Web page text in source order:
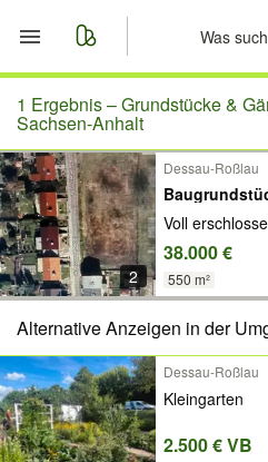
Start
Merkliste
Nachrichten
Anzeige aufgeben
1 Ergebnis –Grundstücke &
Sachsen-Anhalt
2
Dessau-Roßlau
Voll
38.000 €
550 m²
Alternative Anzeigen in der
Dessau-Roßlau
Kleingarten
2.500 € VB